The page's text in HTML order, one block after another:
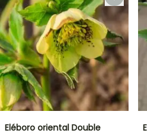
Eléboro oriental Double